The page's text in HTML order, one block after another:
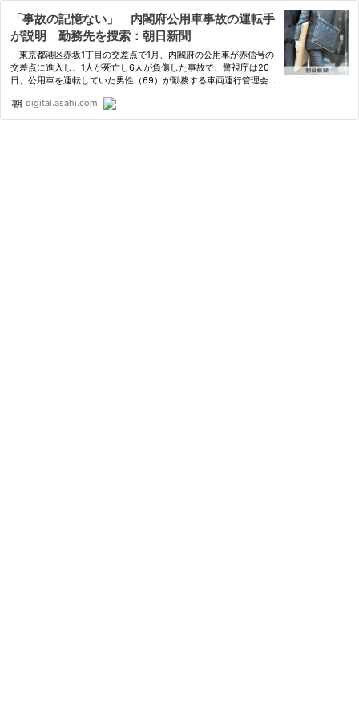
「事故の記憶ない」 内閣府公用車事故の運転手
が説明 勤務先を捜索：朝日新聞
東京都港区赤坂1丁目の交差点で1月、内閣府の公用車が赤信号の
交差点に進入し、1人が死亡し6人が負傷した事故で、警視庁は20
日、公用車を運転していた男性（69）が勤務する車両運行管理会
digital.asahi.com